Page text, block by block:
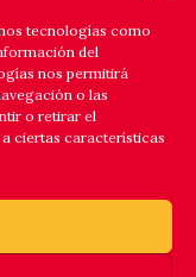
tecnologías como
del
nos permitirá
o las
o retirar el
ciertas características
solidaridad y
amplio elenco